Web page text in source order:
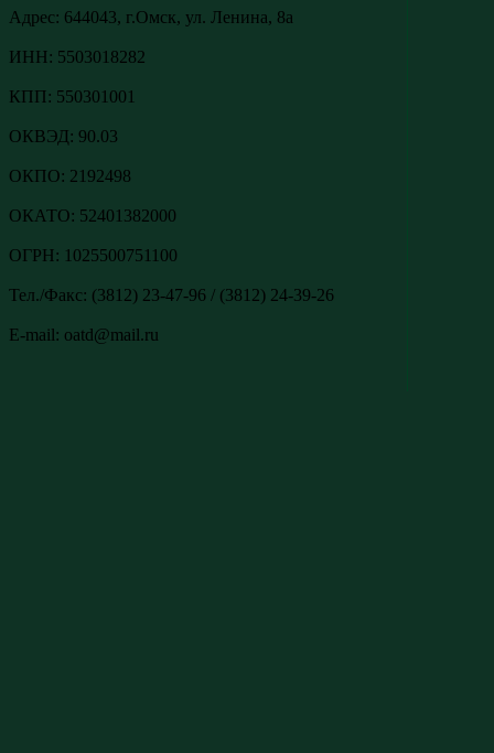
Адреc: 644043, г.Омск, ул. Ленина, 8а
ИНН: 5503018282
КПП: 550301001
ОКВЭД: 90.03
ОКПО: 2192498
ОКАТО: 52401382000
ОГРН: 1025500751100
Тел./Факс: (3812) 23-47-96 / (3812) 24-39-26
E-mail: oatd@mail.ru